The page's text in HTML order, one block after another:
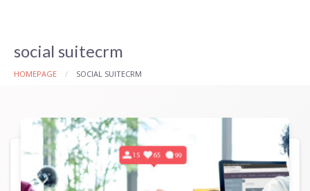
social suitecrm
HOMEPAGE SOCIAL SUITECRM